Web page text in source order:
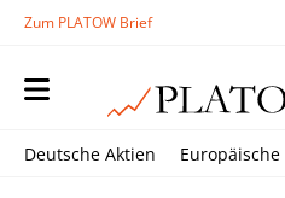
Zum PLATOW Brief
Deutsche Aktien Europäische